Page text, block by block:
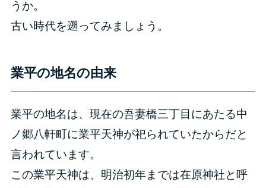
うか。
古い時代を遡ってみましょう。
業平の地名の由来
業平の地名は、現在の吾妻橋三丁目にあたる中
ノ郷八軒町に業平天神が祀られていたからだと
言われています。
この業平天神は、明治初年までは在原神社と呼